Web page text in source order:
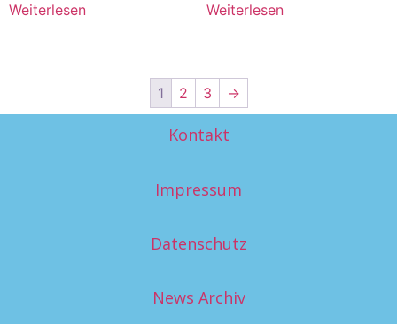
Weiterlesen Weiterlesen
1 2 3 →
Kontakt
Impressum
Datenschutz
News Archiv